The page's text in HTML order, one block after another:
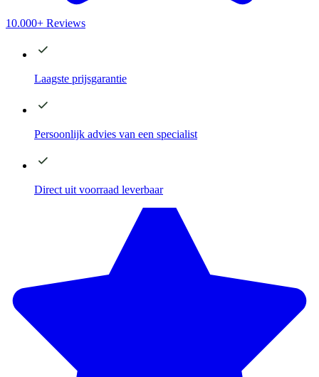
10.000+ Reviews
Laagste prijsgarantie
Persoonlijk advies van een specialist
Direct uit voorraad leverbaar